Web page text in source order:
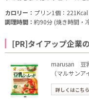
カロリー： プリン1個：
調理時間： 約90分 (焼き時間・
[PR]タイアップ企業
marusan 豆
（マルサンア
詳しくはこち